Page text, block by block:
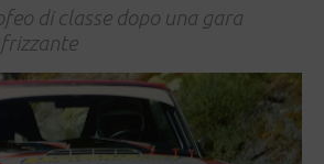
di classe dopo una gara